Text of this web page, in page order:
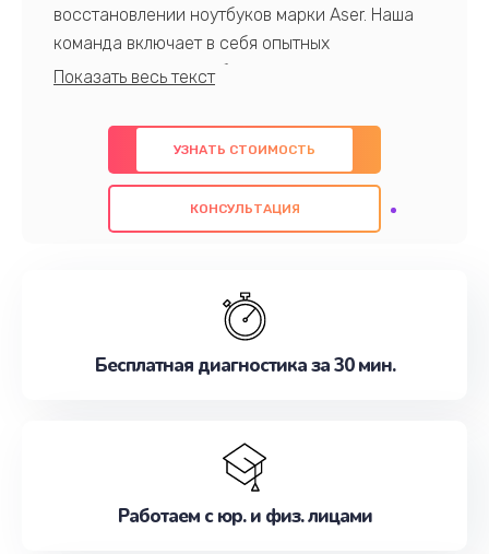
восстановлении ноутбуков марки Aser. Наша
команда включает в себя опытных
профессионалов с обширными знаниями и
предлагаем быстрый и качественный ремонт с
использованием оригинальных компонентов, а
также гарантируем качество всех
проведенных работ. Наша цель - предоставить
наилучшим образом. Не медлите записаться на
УЗНАТЬ СТОИМОСТЬ
КОНСУЛЬТАЦИЯ
Бесплатная диагностика за 30 мин.
Работаем с юр. и физ. лицами